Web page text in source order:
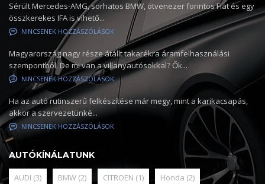
Sérült Mercedes-AMG, sorhatos BMW, ötvenezer forintos Fiat és egy
összkerekes IFA is vihető...
NINCSENEK HOZZÁSZÓLÁSOK
Magyarország nagy része átállt takarékra áramfelhasználási
szempontból. De mi van a villanyautósokkal? Ők...
NINCSENEK HOZZÁSZÓLÁSOK
Ha az autó rutinszerű felkészítése már megy, mint a karikacsapás,
akkor a szervezetünké...
NINCSENEK HOZZÁSZÓLÁSOK
AUTÓKÍNÁLATUNK
AUDI (3) BMW (2) CITROEN (1) Honda (2)